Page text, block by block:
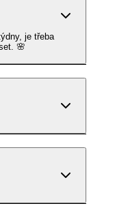
je třeba
🌸